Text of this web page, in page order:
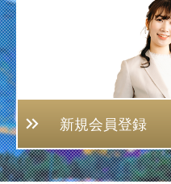
新規会員登録